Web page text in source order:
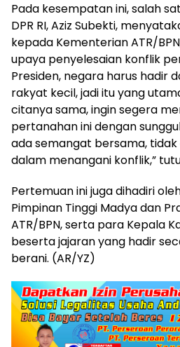
Pada kesempatan ini, salah
DPR RI, Aziz Subekti,
kepada Kementerian ATR/
upaya penyelesaian konflik
Presiden, negara harus hadir
rakyat kecil, jadi itu yang
citanya sama, ingin segera
pertanahan ini dengan
ada semangat bersama,
dalam menangani konflik,”
Pertemuan ini juga dihadiri
Pimpinan Tinggi Madya dan
ATR/BPN, serta para Kepala
beserta jajaran yang hadir
berani. (AR/YZ)